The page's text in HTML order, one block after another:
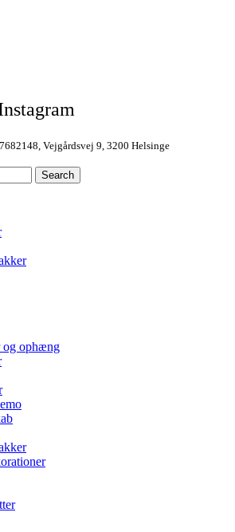
Vejgårdsvej 9, 3200 Helsinge
Search
og ophæng